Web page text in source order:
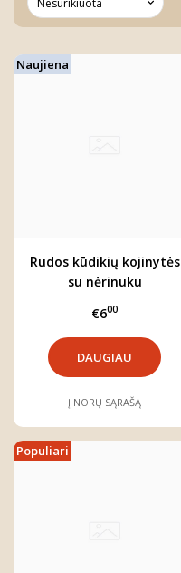
Naujiena
Rudos kūdikių kojinytės
su nėrinuku
€600
DAUGIAU
Į NORŲ SĄRAŠĄ
Populiari